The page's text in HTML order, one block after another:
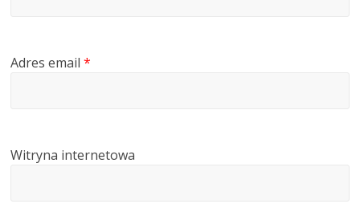
Adres email*
Witryna internetowa